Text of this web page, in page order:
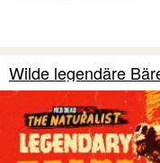
Wilde legendäre